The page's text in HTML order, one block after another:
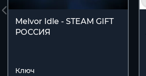
Melvor Idle - STEAM GIFT
РОССИЯ
Ключ